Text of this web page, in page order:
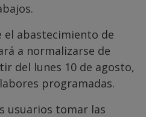
el abastecimiento de
a normalizarse de
del lunes 10 de agosto,
programadas.
usuarios tomar las